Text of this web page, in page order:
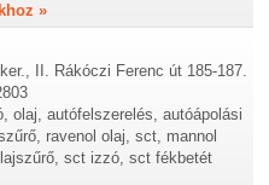
»
II. Rákóczi Ferenc út 185-187.
olaj, autófelszerelés, autóápolási
ravenol olaj, sct, mannol
sct izzó, sct fékbetét